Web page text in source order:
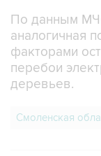
По данным
аналогичная
факторами
перебои
деревьев.
Смоленская